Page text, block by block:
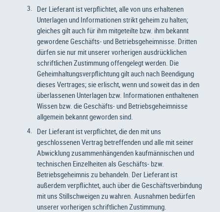
Der Lieferant ist verpflichtet, alle von uns erhaltenen
Unterlagen und Informationen strikt geheim zu halten;
gleiches gilt auch für ihm mitgeteilte bzw. ihm bekannt
gewordene Geschäfts- und Betriebsgeheimnisse. Dritten
dürfen sie nur mit unserer vorherigen ausdrücklichen
schriftlichen Zustimmung offengelegt werden. Die
Geheimhaltungsverpflichtung gilt auch nach Beendigung
dieses Vertrages; sie erlischt, wenn und soweit das in den
überlassenen Unterlagen bzw. Informationen enthaltenen
Wissen bzw. die Geschäfts- und Betriebsgeheimnisse
allgemein bekannt geworden sind.
Der Lieferant ist verpflichtet, die den mit uns
geschlossenen Vertrag betreffenden und alle mit seiner
Abwicklung zusammenhängenden kaufmännischen und
technischen Einzelheiten als Geschäfts- bzw.
Betriebsgeheimnis zu behandeln. Der Lieferant ist
außerdem verpflichtet, auch über die Geschäftsverbindung
mit uns Stillschweigen zu wahren. Ausnahmen bedürfen
unserer vorherigen schriftlichen Zustimmung.